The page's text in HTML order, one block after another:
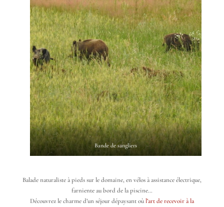
Bande de sangliers
Balade naturaliste à pieds sur le domaine, en vélos à assistance électrique,
farniente au bord de la piscine…
Découvrez le charme d’un séjour dépaysant oùl’art de recevoir à la